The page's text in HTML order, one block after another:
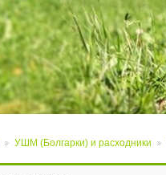
УШМ (Болгарки) и расходники